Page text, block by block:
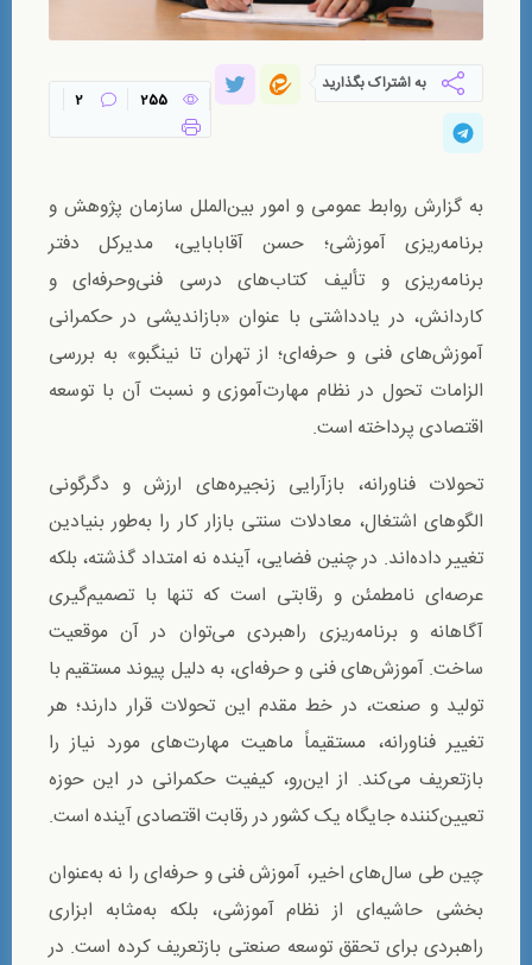
به اشتراک بگذارید
255
2
به گزارش روابط عمومی و امور بین‌الملل سازمان پژوهش و
برنامه‌ریزی آموزشی؛ حسن آقابابایی، مدیرکل دفتر
برنامه‌ریزی و تألیف کتاب‌های درسی فنی‌وحرفه‌ای و
کاردانش، در یادداشتی با عنوان «بازاندیشی در حکمرانی
آموزش‌های فنی و حرفه‌ای؛ از تهران تا نینگبو» به بررسی
الزامات تحول در نظام مهارت‌آموزی و نسبت آن با توسعه
اقتصادی پرداخته است.
تحولات فناورانه، بازآرایی زنجیره‌های ارزش و دگرگونی
الگوهای اشتغال، معادلات سنتی بازار کار را به‌طور بنیادین
تغییر داده‌اند. در چنین فضایی، آینده نه امتداد گذشته، بلکه
عرصه‌ای نامطمئن و رقابتی است که تنها با تصمیم‌گیری
آگاهانه و برنامه‌ریزی راهبردی می‌توان در آن موقعیت
ساخت. آموزش‌های فنی و حرفه‌ای، به دلیل پیوند مستقیم با
تولید و صنعت، در خط مقدم این تحولات قرار دارند؛ هر
تغییر فناورانه، مستقیماً ماهیت مهارت‌های مورد نیاز را
بازتعریف می‌کند. از این‌رو، کیفیت حکمرانی در این حوزه
تعیین‌کننده جایگاه یک کشور در رقابت اقتصادی آینده است.
چین طی سال‌های اخیر، آموزش فنی و حرفه‌ای را نه به‌عنوان
بخشی حاشیه‌ای از نظام آموزشی، بلکه به‌مثابه ابزاری
راهبردی برای تحقق توسعه صنعتی بازتعریف کرده است. در